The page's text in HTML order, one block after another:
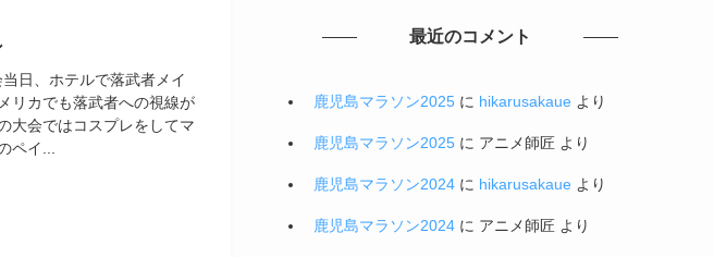
日、ホテルで落武者メイ
リカでも落武者への視線が
大会ではコスプレをしてマ
ペイ...
最近のコメント
鹿児島マラソン2025 に hikarusakaue より
鹿児島マラソン2025 に アニメ師匠 より
鹿児島マラソン2024 に hikarusakaue より
鹿児島マラソン2024 に アニメ師匠 より